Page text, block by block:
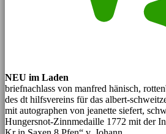
NEU im Laden
briefnachlass von manfred hänisch,
des dt hilfsvereins für das albert-
mit autographen von jeanette siefert,
Hungersnot-Zinnmedaille 1772 mit der